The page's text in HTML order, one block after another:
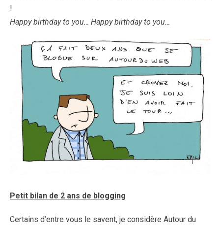
!
Happy birthday to you… Happy birthday to you…
Petit bilan de 2 ans de blogging
Certains d’entre vous le savent, je considère Autour du